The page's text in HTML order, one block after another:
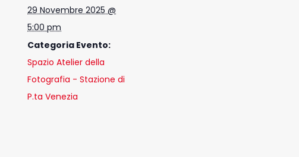
29 Novembre 2025 @
5:00 pm
Categoria Evento:
Spazio Atelier della
Fotografia - Stazione di
P.ta Venezia